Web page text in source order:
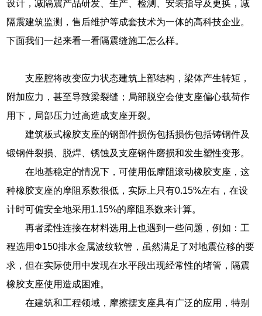
设计，减隔震产品研发、生产、检测、安装指导及更换，减
隔震建筑监测，售后维护等成套技术为一体的高科技企业。
下面我们一起来看一看隔震缝施工怎么样。
支座腔将改变应力状态建筑上部结构，梁体产生转矩，
附加应力，甚至导致梁裂缝；局部脱空会使支座偏心载荷作
用下，局部压力过高造成支座开裂。
建筑板式橡胶支座的钢部件损伤包括损伤包括铸钢件及
锻钢件裂损、脱焊、锈蚀及支座钢件磨损和发生塑性变形。
在地基稳定的情况下，可使用低摩阻滚动橡胶支座，这
种橡胶支座的摩阻系数很低，实际上只有0.15%左右，在设
计时可偏安全地采用1.15%的摩阻系数来计算。
再者柔性连接在材料选用上也遇到一些问题，例如：工
程选用Φ150排水金属波纹软管，虽然满足了对地震位移的要
求，但在实际使用中发现在水平段出现经常性的堵管，隔震
橡胶支座使用造成困难。
在建筑和工程领域，摩擦摆支座具有广泛的应用，特别